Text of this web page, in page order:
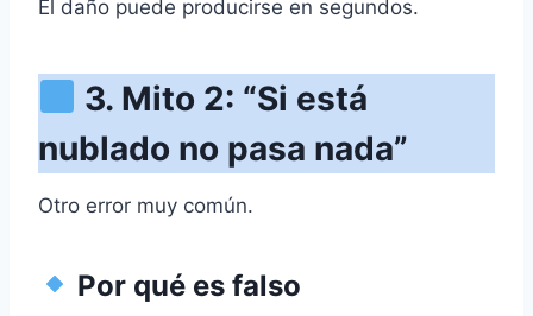
El daño puede producirse en segundos.
3. Mito 2: “Si está
nublado no pasa nada”
Otro error muy común.
Por qué es falso